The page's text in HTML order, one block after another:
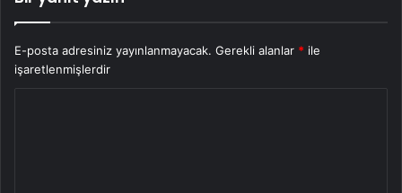
E-posta adresiniz yayınlanmayacak. Gerekli alanlar * ile
işaretlenmişlerdir